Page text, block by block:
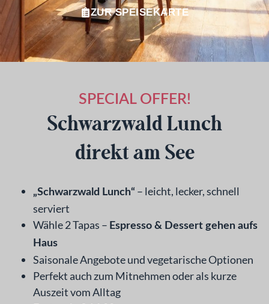
ZUR SPEISEKARTE
SPECIAL OFFER!
Schwarzwald Lunch
direkt am See
„Schwarzwald Lunch“ – leicht, lecker, schnell
serviert
Wähle 2 Tapas – Espresso & Dessert gehen aufs
Haus
Saisonale Angebote und vegetarische Optionen
Perfekt auch zum Mitnehmen oder als kurze
Auszeit vom Alltag